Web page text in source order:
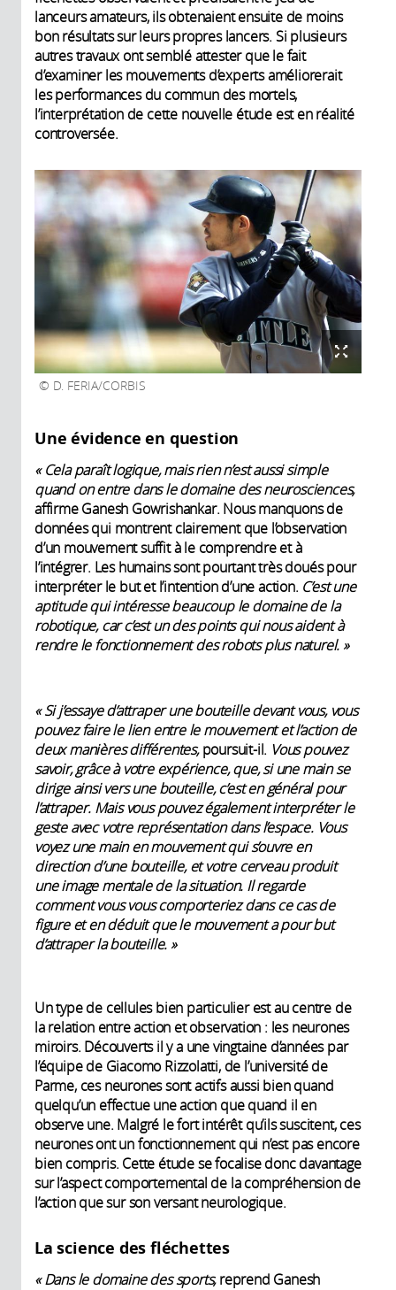
lanceurs amateurs, ils obtenaient ensuite de moins
bon résultats sur leurs propres lancers. Si plusieurs
autres travaux ont semblé attester que le fait
d’examiner les mouvements d’experts améliorerait
les performances du commun des mortels,
l’interprétation de cette nouvelle étude est en réalité
controversée.
D. FERIA/CORBIS
Une évidence en question
« Cela paraît logique, mais rien n’est aussi simple
quand on entre dans le domaine des neurosciences,
affirme Ganesh Gowrishankar. Nous manquons de
données qui montrent clairement que l’observation
d’un mouvement suffit à le comprendre et à
l’intégrer. Les humains sont pourtant très doués pour
interpréter le but et l’intention d’une action. C’est une
aptitude qui intéresse beaucoup le domaine de la
robotique, car c’est un des points qui nous aident à
rendre le fonctionnement des robots plus naturel. »
« Si j’essaye d’attraper une bouteille devant vous, vous
pouvez faire le lien entre le mouvement et l’action de
deux manières différentes,poursuit-il. Vous pouvez
savoir, grâce à votre expérience, que, si une main se
dirige ainsi vers une bouteille, c’est en général pour
l’attraper. Mais vous pouvez également interpréter le
geste avec votre représentation dans l’espace. Vous
voyez une main en mouvement qui s’ouvre en
direction d’une bouteille, et votre cerveau produit
une image mentale de la situation. Il regarde
comment vous vous comporteriez dans ce cas de
figure et en déduit que le mouvement a pour but
d’attraper la bouteille. »
Un type de cellules bien particulier est au centre de
la relation entre action et observation : les neurones
miroirs. Découverts il y a une vingtaine d’années par
l’équipe de Giacomo Rizzolatti, de l’université de
Parme, ces neurones sont actifs aussi bien quand
quelqu’un effectue une action que quand il en
observe une. Malgré le fort intérêt qu’ils suscitent, ces
neurones ont un fonctionnement qui n’est pas encore
bien compris. Cette étude se focalise donc davantage
sur l’aspect comportemental de la compréhension de
l’action que sur son versant neurologique.
La science des fléchettes
« Dans le domaine des sports,reprend Ganesh